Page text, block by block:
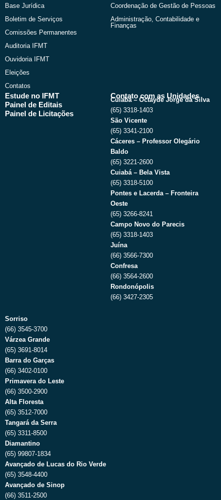
Base Jurídica
Boletim de Serviços
Comissões Permanentes
Auditoria IFMT
Ouvidoria IFMT
Eleições
Contatos
Coordenação de Gestão de Pessoas
Administração, Contabilidade e
Finanças
Estude no IFMT
Painel de Editais
Painel de Licitações
Contato com as Unidades
Cuiabá – Octayde Jorge da Silva
(65) 3318-1403
São Vicente
(65) 3341-2100
Cáceres – Professor Olegário
Baldo
(65) 3221-2600
Cuiabá – Bela Vista
(65) 3318-5100
Pontes e Lacerda – Fronteira
Oeste
(65) 3266-8241
Campo Novo do Parecis
(65) 3318-1403
Juína
(66) 3566-7300
Confresa
(66) 3564-2600
Rondonópolis
(66) 3427-2305
Sorriso
(66) 3545-3700
Várzea Grande
(65) 3691-8014
Barra do Garças
(66) 3402-0100
Primavera do Leste
(66) 3500-2900
Alta Floresta
(65) 3512-7000
Tangará da Serra
(65) 3311-8500
Diamantino
(65) 99807-1834
Avançado de Lucas do Rio Verde
(65) 3548-4400
Avançado de Sinop
(66) 3511-2500